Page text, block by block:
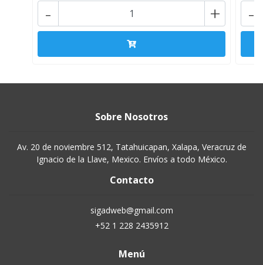
+
- -
Sobre Nosotros
Av. 20 de noviembre 512, Tatahuicapan, Xalapa, Veracruz de
Ignacio de la Llave, Mexico. Envíos a todo México.
Contacto
sigadweb@gmail.com
+52 1 228 2435912
Menú